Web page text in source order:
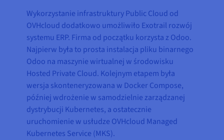
Wykorzystanie infrastruktury Public Cloud od
OVHcloud dodatkowo umożliwiło Exotrail rozwój
systemu ERP. Firma od początku korzysta z Odoo.
Najpierw była to prosta instalacja pliku binarnego
Odoo na maszynie wirtualnej w środowisku
Hosted Private Cloud. Kolejnym etapem była
wersja skonteneryzowana w Docker Compose,
później wdrożenie w samodzielnie zarządzanej
dystrybucji Kubernetes, a ostatecznie
uruchomienie w usłudze OVHcloud Managed
Kubernetes Service (MKS).